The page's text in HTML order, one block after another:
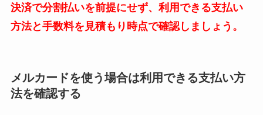
決済で分割払いを前提にせず、利用できる支払い
方法と手数料を見積もり時点で確認しましょう。
メルカードを使う場合は利用できる支払い方
法を確認する